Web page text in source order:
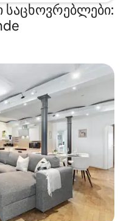
საცხოვრებლები: